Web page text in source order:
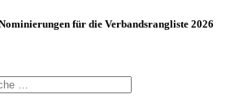
für die Verbandsrangliste 2026